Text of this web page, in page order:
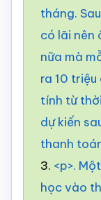
tháng.
có lãi nên
nữa mà
ra 10
tính từ
dự kiến
thanh
3. <p>.
học vào